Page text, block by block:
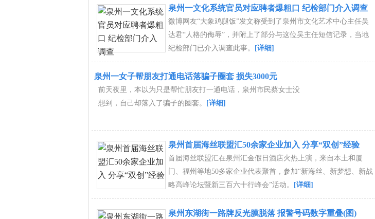
泉州一文化系统官员对应聘者爆粗口 纪检部门介入调查
微博网友“大象鸡腿饭”发文称受到了泉州市文化艺术中心主任吴
达君“人格的侮辱”，并附上了部分与这位吴主任短信记录，当地
纪检部门已介入调查此事。
[详细]
泉州一女子帮朋友打通电话落骗子圈套 损失3000元
前天夜里，本以为只是帮忙朋友打一通电话，泉州市民蔡女士没
想到，自己却落入了骗子的圈套。
[详细]
泉州首届海丝联盟汇50余家企业加入 分享“双创”经验
首届海丝联盟汇在泉州汇金假日酒店火热上演，来自本土和厦
门、福州等地50多家企业代表聚首，参加“新海丝、新梦想、新战
略高峰论坛暨新三百六十行峰会”活动。
[详细]
泉州东湖街一路牌反光膜脱落 报警号码数字重叠(图)